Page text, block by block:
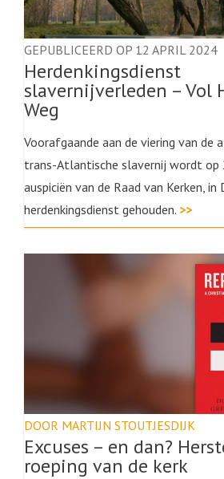
GEPUBLICEERD OP 12 APRIL 2024
Herdenkingsdienst
slavernijverleden – Vol
Weg
Voorafgaande aan de viering van de
trans-Atlantische slavernij wordt op
auspiciën van de Raad van Kerken, in
herdenkingsdienst gehouden. >>
DOOR MARTIJN STOUTJESDIJK
Excuses – en dan?
roeping van de kerk